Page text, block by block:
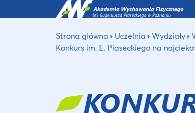
Strona główna Uczelnia Wydziały
Konkurs im. E. Piaseckiego na